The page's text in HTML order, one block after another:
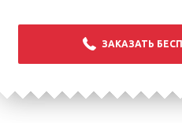
ЗАКАЗАТЬ